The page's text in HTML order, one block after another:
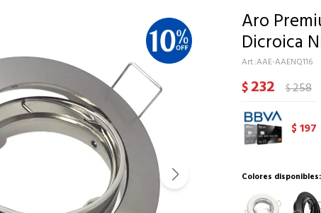
Aro
Dicroica
AAE-AAENQ116
$232 $258
$197
Colores disponibles: